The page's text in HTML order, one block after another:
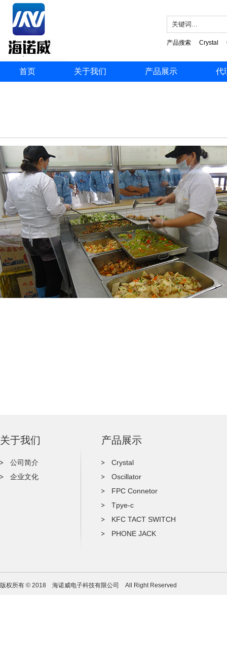
产品搜索 Crystal
首页 关于我们 产品展示 代
关于我们
公司简介
企业文化
产品展示
Crystal
Oscillator
FPC Connetor
Tpye-c
KFC TACT SWITCH
PHONE JACK
版权所有 © 2018 海诺威电子科技有限公司 All Right Reserved